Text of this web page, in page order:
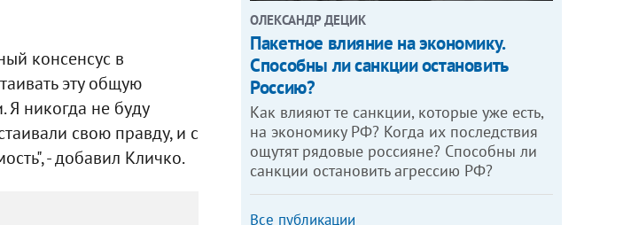
консенсус в
эту общую
Я никогда не буду
свою правду, и с
- добавил Кличко.
ОЛЕКСАНДР ДЕЦИК
Пакетное влияние на экономику.
Способны ли санкции остановить
Россию?
Как влияют те санкции, которые уже есть,
на экономику РФ? Когда их последствия
ощутят рядовые россияне? Способны ли
санкции остановить агрессию РФ?
Все публикации